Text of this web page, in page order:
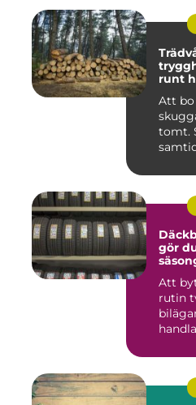
Trädvård
runt
Att bo
tomt.
gör
Att
rutin